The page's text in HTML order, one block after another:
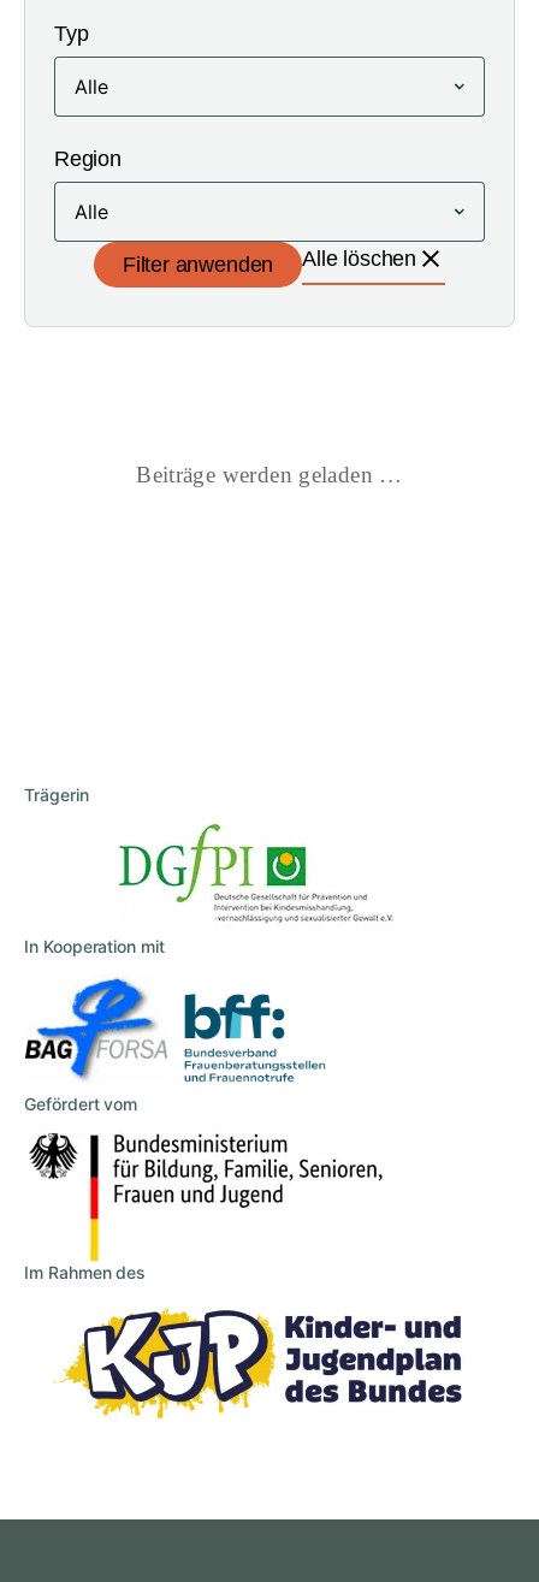
Typ
Region
Filter anwenden Alle löschen
Beiträge werden geladen …
Trägerin
In Kooperation mit
Gefördert vom
Im Rahmen des